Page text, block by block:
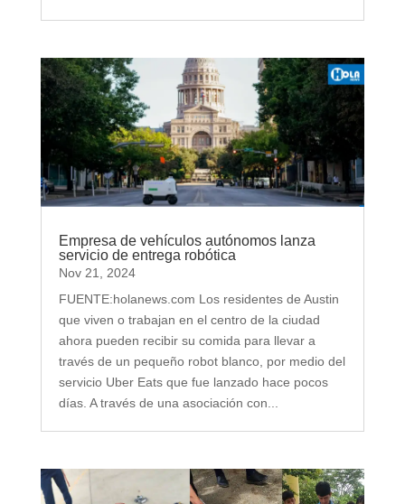
Empresa de vehículos autónomos lanza
servicio de entrega robótica
Nov 21, 2024
FUENTE:holanews.com Los residentes de Austin
que viven o trabajan en el centro de la ciudad
ahora pueden recibir su comida para llevar a
través de un pequeño robot blanco, por medio del
servicio Uber Eats que fue lanzado hace pocos
días. A través de una asociación con...